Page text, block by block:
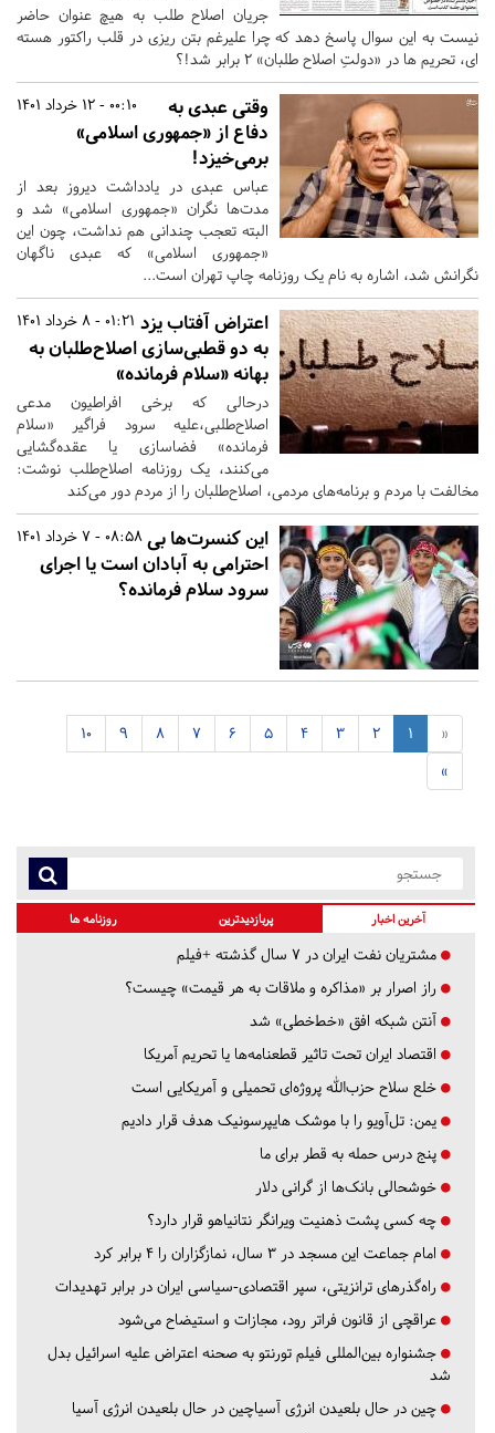
جریان اصلاح طلب به هیچ عنوان حاضر
نیست به این سوال پاسخ دهد که چرا علیرغم بتن ریزی در قلب راکتور هسته
ای، تحریم ها در «دولتِ اصلاح طلبان» 2 برابر شد!؟
00:10 - 12 خرداد 1401
وقتی عبدی به
دفاع از «جمهوری اسلامی»
برمی‌خیزد!
عباس عبدی در یادداشت دیروز بعد از
مدت‌ها نگران «جمهوری اسلامی» شد و
البته تعجب چندانی هم نداشت، چون این
«جمهوری اسلامی» که عبدی ناگهان
نگرانش شد، اشاره به نام یک روزنامه چاپ تهران است...
01:21 - 8 خرداد 1401 اعتراض آفتاب یزد
به دو قطبی‌سازی اصلاح‌طلبان به
بهانه «سلام فرمانده»
درحالی که برخی افراطیون مدعی
اصلاح‌طلبی،علیه سرود فراگیر «سلام
فرمانده» فضاسازی یا عقده‌گشایی
می‌کنند، یک روزنامه اصلاح‌طلب نوشت:
مخالفت با مردم و برنامه‌های مردمی، اصلاح‌طلبان را از مردم دور می‌کند
08:58 - 7 خرداد 1401 این کنسرت‌ها بی
احترامی به آبادان است یا اجرای
سرود سلام فرمانده؟
«
1
2
3
4
5
6
7
8
9
10
»
آخرین اخبار پربازدیدترین روزنامه ها
مشتریان نفت ایران در ۷ سال گذشته +فیلم
راز اصرار بر «مذاکره و ملاقات به هر قیمت» چیست؟
آنتن شبکه افق «خط‌خطی» شد
اقتصاد ایران تحت تاثیر قطعنامه‌ها یا تحریم‌ آمریکا
خلع سلاح حزب‌الله پروژه‌ای تحمیلی و آمریکایی است
یمن: تل‌آویو را با موشک هایپرسونیک هدف قرار دادیم
پنج درس‌ حمله به قطر برای ما
خوشحالی بانک‌ها از گرانی دلار
چه کسی پشت ذهنیت ویرانگر نتانیاهو قرار دارد؟
امام جماعت این مسجد در ۳ سال، نمازگزاران را ۴ برابر کرد
راه‌گذرهای ترانزیتی، سپر اقتصادی-سیاسی ایران در برابر تهدیدات
عراقچی از قانون فراتر رود، مجازات و استیضاح می‌شود
جشنواره بین‌المللی فیلم تورنتو به صحنه اعتراض علیه اسرائیل بدل
شد
چین در حال بلعیدن انرژی آسیاچین در حال بلعیدن انرژی آسیا